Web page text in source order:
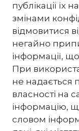
публікації їх
змінами
відмовитися
негайно
інформації,
При
не надається
власності на
інформацію,
словом